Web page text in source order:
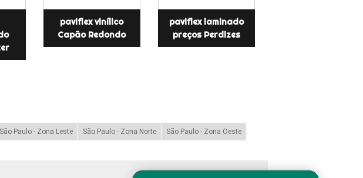
paviflex vinílico
Capão Redondo
paviflex laminado
preços Perdizes
São Paulo - Zona Leste São Paulo - Zona Norte São Paulo - Zona Oeste